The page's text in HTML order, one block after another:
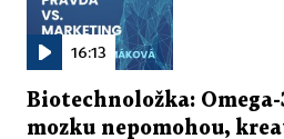
16:13
Biotechnoložka:
mozku nepomohou,